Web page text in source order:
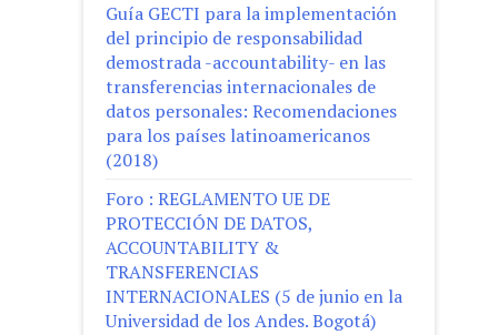
Guía GECTI para la implementación
del principio de responsabilidad
demostrada -accountability- en las
transferencias internacionales de
datos personales: Recomendaciones
para los países latinoamericanos
(2018)
Foro : REGLAMENTO UE DE
PROTECCIÓN DE DATOS,
ACCOUNTABILITY &
TRANSFERENCIAS
INTERNACIONALES (5 de junio en la
Universidad de los Andes. Bogotá)